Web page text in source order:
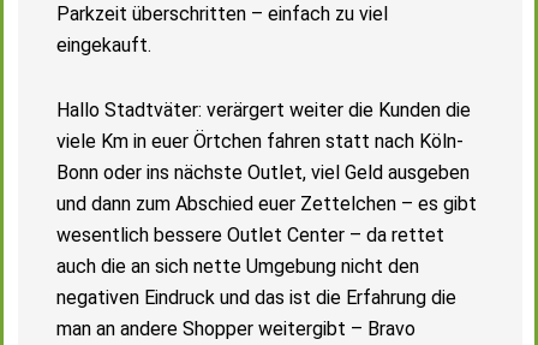
Parkzeit überschritten – einfach zu viel
eingekauft.
Hallo Stadtväter: verärgert weiter die Kunden die
viele Km in euer Örtchen fahren statt nach Köln-
Bonn oder ins nächste Outlet, viel Geld ausgeben
und dann zum Abschied euer Zettelchen – es gibt
wesentlich bessere Outlet Center – da rettet
auch die an sich nette Umgebung nicht den
negativen Eindruck und das ist die Erfahrung die
man an andere Shopper weitergibt – Bravo